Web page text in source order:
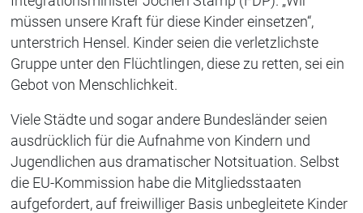
müssen unsere Kraft für diese Kinder einsetzen“,
unterstrich Hensel. Kinder seien die verletzlichste
Gruppe unter den Flüchtlingen, diese zu retten, sei ein
Gebot von Menschlichkeit.
Viele Städte und sogar andere Bundesländer seien
ausdrücklich für die Aufnahme von Kindern und
Jugendlichen aus dramatischer Notsituation. Selbst
die EU-Kommission habe die Mitgliedsstaaten
aufgefordert, auf freiwilliger Basis unbegleitete Kinder